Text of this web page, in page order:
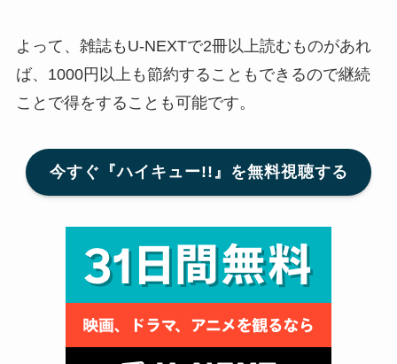
よって、雑誌もU-NEXTで2冊以上読むものがあれ
ば、1000円以上も節約することもできるので継続
ことで得をすることも可能です。
今すぐ『ハイキュー!!』を無料視聴する